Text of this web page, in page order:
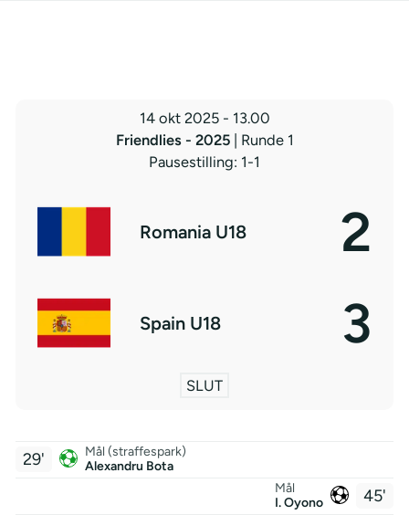
14 okt 2025 - 13.00
Friendlies - 2025
| Runde 1
Pausestilling: 1-1
Romania U18 2
Spain U18 3
SLUT
Mål (straffespark)
Alexandru Bota
29'
45'
Mål
I. Oyono